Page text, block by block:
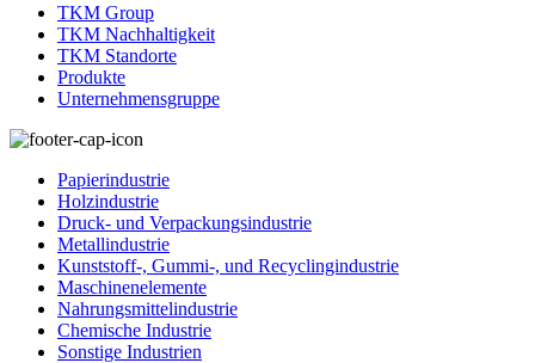
TKM Group
TKM Nachhaltigkeit
TKM Standorte
Produkte
Unternehmensgruppe
Papierindustrie
Holzindustrie
Druck- und Verpackungsindustrie
Metallindustrie
Kunststoff-, Gummi-, und Recyclingindustrie
Maschinenelemente
Nahrungsmittelindustrie
Chemische Industrie
Sonstige Industrien